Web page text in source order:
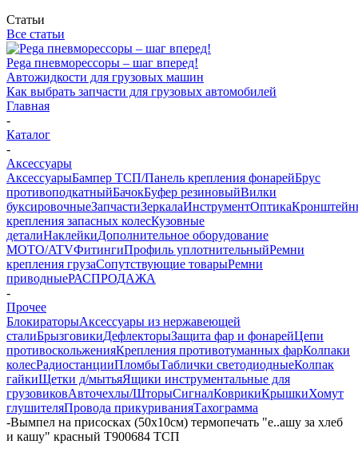
Статьи
Все статьи
Pega пневморессоры – шаг вперед!
Автожидкости для грузовых машин
Как выбрать запчасти для грузовых автомобилей
Главная
-
Каталог
-
Аксессуары
АксессуарыБампер ТСП/Панель крепления фонарейБрус
противоподкатныйБачокБуфер резиновыйВилки
буксировочныеЗапчастиЗеркалаИнструментОптика
крепления запасных колесКузовные
деталиНаклейкиДополнительное оборудование
MOTO/ATVФитингиПрофиль уплотнительныйРемни
крепления грузаСопутствующие товарыРемни
приводныеРАСПРОДАЖА
-
Прочее
БлокираторыАксессуары из нержавеющей
сталиБрызговикиДефлекторыЗащита фар и фонарейЦепи
противоскольженияКрепления противотуманных фарКолпаки
колесРадиостанцииПломбыТаблички светодиодныеКолпак
гайкиЩетки д/мытьяЯщики инструментальные для
грузовиковАвточехлы/ШторыСигналКоврикиКрышкиХомут
глушителяПровода прикуриванияТахограмма
-Вымпел на присосках (50х10см) термопечать "е..ашу за хлеб
и кашу" красный T900684 ТСП